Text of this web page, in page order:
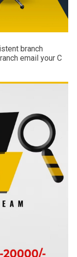
branch
email your C